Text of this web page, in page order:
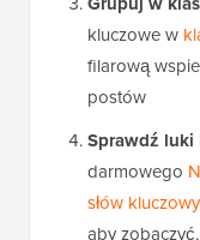
kluczowe w
filarową
postów
Sprawdź
darmowego
słów
aby